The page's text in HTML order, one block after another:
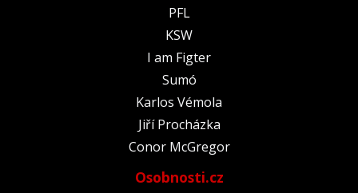
PFL
KSW
I am Figter
Sumó
Karlos Vémola
Jiří Procházka
Conor McGregor
Osobnosti.cz